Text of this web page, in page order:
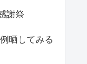
謝祭
晒してみる